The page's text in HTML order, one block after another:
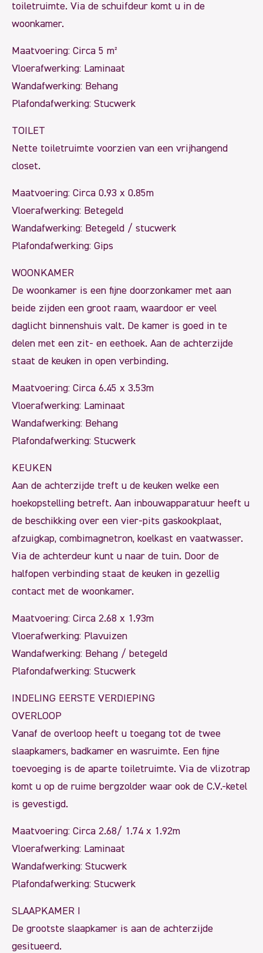
toiletruimte. Via de schuifdeur komt u in de
woonkamer.
Maatvoering: Circa 5 m²
Vloerafwerking: Laminaat
Wandafwerking: Behang
Plafondafwerking: Stucwerk
TOILET
Nette toiletruimte voorzien van een vrijhangend
closet.
Maatvoering: Circa 0.93 x 0.85m
Vloerafwerking: Betegeld
Wandafwerking: Betegeld / stucwerk
Plafondafwerking: Gips
WOONKAMER
De woonkamer is een fijne doorzonkamer met aan
beide zijden een groot raam, waardoor er veel
daglicht binnenshuis valt. De kamer is goed in te
delen met een zit- en eethoek. Aan de achterzijde
staat de keuken in open verbinding.
Maatvoering: Circa 6.45 x 3.53m
Vloerafwerking: Laminaat
Wandafwerking: Behang
Plafondafwerking: Stucwerk
KEUKEN
Aan de achterzijde treft u de keuken welke een
hoekopstelling betreft. Aan inbouwapparatuur heeft u
de beschikking over een vier-pits gaskookplaat,
afzuigkap, combimagnetron, koelkast en vaatwasser.
Via de achterdeur kunt u naar de tuin. Door de
halfopen verbinding staat de keuken in gezellig
contact met de woonkamer.
Maatvoering: Circa 2.68 x 1.93m
Vloerafwerking: Plavuizen
Wandafwerking: Behang / betegeld
Plafondafwerking: Stucwerk
INDELING EERSTE VERDIEPING
OVERLOOP
Vanaf de overloop heeft u toegang tot de twee
slaapkamers, badkamer en wasruimte. Een fijne
toevoeging is de aparte toiletruimte. Via de vlizotrap
komt u op de ruime bergzolder waar ook de C.V.-ketel
is gevestigd.
Maatvoering: Circa 2.68/ 1.74 x 1.92m
Vloerafwerking: Laminaat
Wandafwerking: Stucwerk
Plafondafwerking: Stucwerk
SLAAPKAMER I
De grootste slaapkamer is aan de achterzijde
gesitueerd.